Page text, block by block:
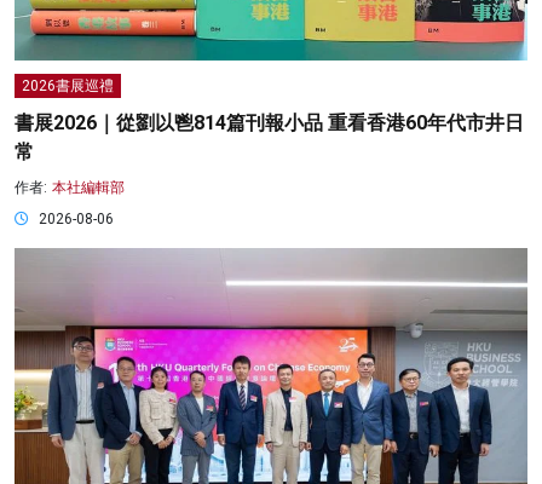
2026書展巡禮
書展2026｜從劉以鬯814篇刊報小品 重看香港60年代市井日
常
作者: 本社編輯部
2026-08-06